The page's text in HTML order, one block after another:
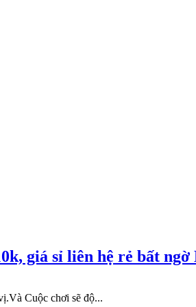
giá sỉ liên hệ rẻ bất
Cuộc chơi sẽ độ...